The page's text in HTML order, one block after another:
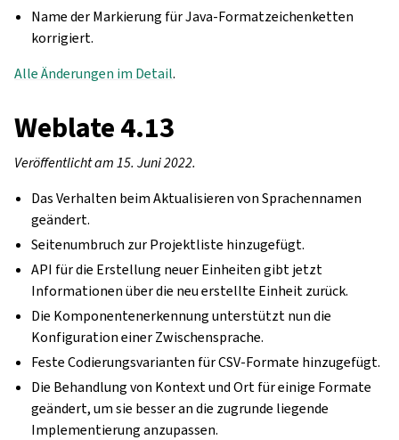
Name der Markierung für Java-Formatzeichenketten
korrigiert.
Alle Änderungen im Detail.
Weblate 4.13
Veröffentlicht am 15. Juni 2022.
Das Verhalten beim Aktualisieren von Sprachennamen
geändert.
Seitenumbruch zur Projektliste hinzugefügt.
API für die Erstellung neuer Einheiten gibt jetzt
Informationen über die neu erstellte Einheit zurück.
Die Komponentenerkennung unterstützt nun die
Konfiguration einer Zwischensprache.
Feste Codierungsvarianten für CSV-Formate hinzugefügt.
Die Behandlung von Kontext und Ort für einige Formate
geändert, um sie besser an die zugrunde liegende
Implementierung anzupassen.